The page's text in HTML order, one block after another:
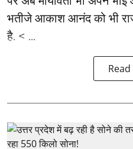
भतीजे आकाश आनंद को भी
है. < ...